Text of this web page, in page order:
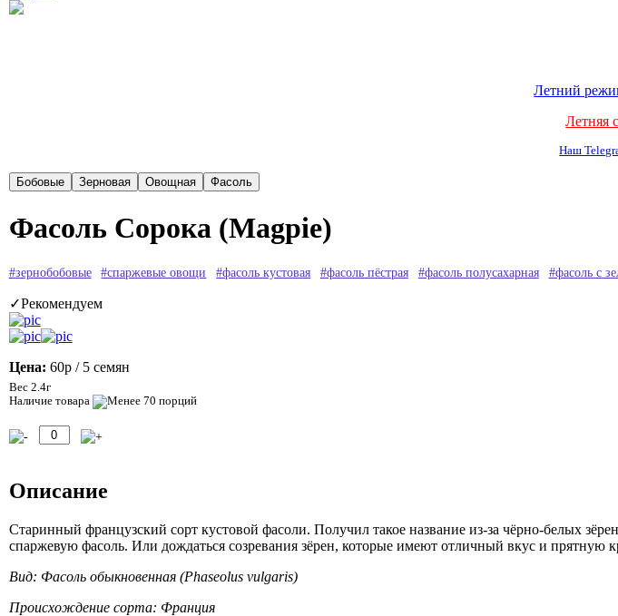
Летний
Летняя
Наш
Фасоль Сорока (Magpie)
#зернобобовые #спаржевые овощи #фасоль кустовая #фасоль пёстрая #фасоль полусахарная #фасоль с
✓Рекомендуем
Цена: 60р / 5 семян
Вес 2.4г
Наличие товара
Описание
Старинный французский сорт кустовой фасоли. Получил такое название из-за чёрно-белых
спаржевую фасоль. Или дождаться созревания зёрен, которые имеют отличный вкус и прятную
Вид: Фасоль обыкновенная (Phaseolus vulgaris)
Происхождение сорта: Франция